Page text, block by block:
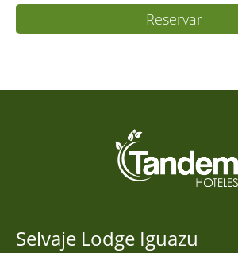
Reservar
Selvaje Lodge Iguazu